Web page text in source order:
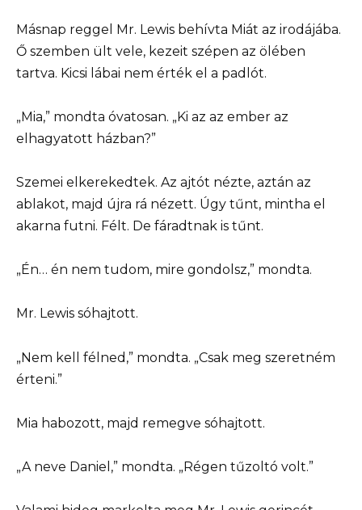
Másnap reggel Mr. Lewis behívta Miát az irodájába.
Ő szemben ült vele, kezeit szépen az ölében
tartva. Kicsi lábai nem érték el a padlót.
„Mia,” mondta óvatosan. „Ki az az ember az
elhagyatott házban?”
Szemei elkerekedtek. Az ajtót nézte, aztán az
ablakot, majd újra rá nézett. Úgy tűnt, mintha el
akarna futni. Félt. De fáradtnak is tűnt.
„Én… én nem tudom, mire gondolsz,” mondta.
Mr. Lewis sóhajtott.
„Nem kell félned,” mondta. „Csak meg szeretném
érteni.”
Mia habozott, majd remegve sóhajtott.
„A neve Daniel,” mondta. „Régen tűzoltó volt.”